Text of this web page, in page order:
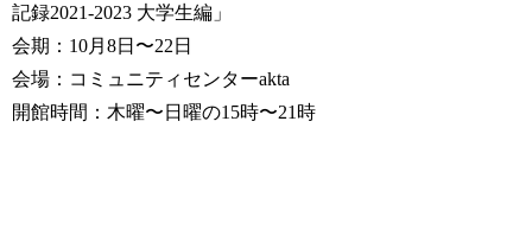
記録2021-2023 大学生編」
会期：10月8日〜22日
会場：コミュニティセンターakta
開館時間：木曜〜日曜の15時〜21時